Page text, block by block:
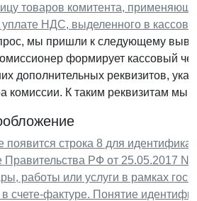
товаров комитента,
уплате НДС, выделенного в
мы пришли к следующему
формирует кассовый
дополнительных реквизитов,
комиссии. К таким реквизитам мы
появится строка 8 для
Правительства РФ от 25.05.2017
работы или услуги в рамках
счете-фактуре. Понятие